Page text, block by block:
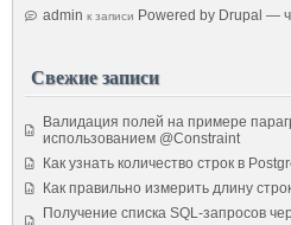
admin к записи Powered by Drupal —
Свежие записи
Валидация полей на примере
использованием @Constraint
Как узнать количество строк в
Как правильно измерить длину
Получение списка SQL-запросов